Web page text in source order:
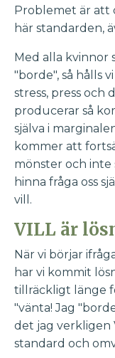
Problemet är att
här standarden,
Med alla kvinnor
"borde", så hålls
stress, press och
producerar så
själva i
kommer att
mönster och
hinna fråga oss
vill.
VILL är
När vi börjar
har vi kommit
tillräckligt länge
"vänta! Jag
det jag verkligen
standard och